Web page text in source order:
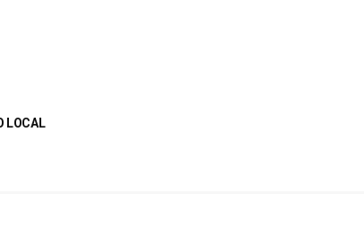
LOCAL